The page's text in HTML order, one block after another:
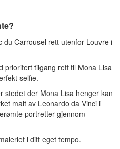
du Carrousel rett utenfor Louvre i
prioritert tilgang rett til Mona Lisa
selfie.
stedet der Mona Lisa henger kan
malt av Leonardo da Vinci i
portretter gjennom
i ditt eget tempo.